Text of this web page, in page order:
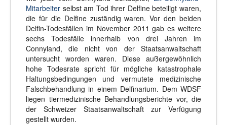
Mitarbeiter selbst am Tod ihrer Delfine beteiligt waren,
die für die Delfine zuständig waren. Vor den beiden
Delfin-Todesfällen im November 2011 gab es weitere
sechs Todesfälle innerhalb von drei Jahren im
Connyland, die nicht von der Staatsanwaltschaft
untersucht worden waren. Diese außergewöhnlich
hohe Todesrate spricht für mögliche katastrophale
Haltungsbedingungen und vermutete medizinische
Falschbehandlung in einem Delfinarium. Dem WDSF
liegen tiermedizinische Behandlungsberichte vor, die
der Schweizer Staatsanwaltschaft zur Verfügung
gestellt wurden.